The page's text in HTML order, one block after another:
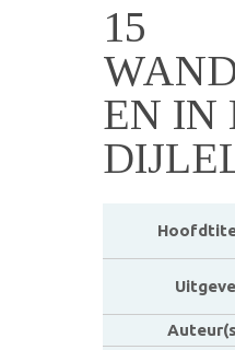
15
EN IN